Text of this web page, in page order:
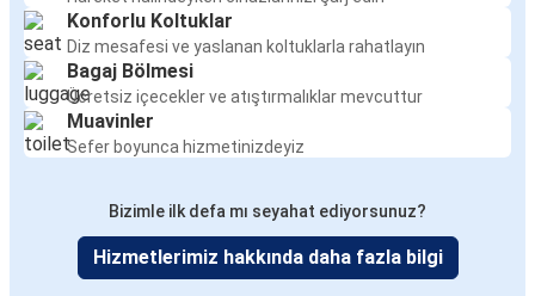
Konforlu Koltuklar
Diz mesafesi ve yaslanan koltuklarla rahatlayın
Bagaj Bölmesi
Ücretsiz içecekler ve atıştırmalıklar mevcuttur
Muavinler
Sefer boyunca hizmetinizdeyiz
Bizimle ilk defa mı seyahat ediyorsunuz?
Hizmetlerimiz hakkında daha fazla bilgi